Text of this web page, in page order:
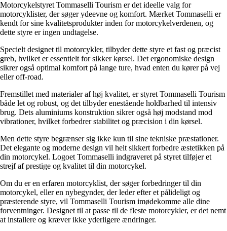
Motorcykelstyret Tommaselli Tourism er det ideelle valg for
motorcyklister, der søger ydeevne og komfort. Mærket Tommaselli er
kendt for sine kvalitetsprodukter inden for motorcykelverdenen, og
dette styre er ingen undtagelse.
Specielt designet til motorcykler, tilbyder dette styre et fast og præcist
greb, hvilket er essentielt for sikker kørsel. Det ergonomiske design
sikrer også optimal komfort på lange ture, hvad enten du kører på vej
eller off-road.
Fremstillet med materialer af høj kvalitet, er styret Tommaselli Tourism
både let og robust, og det tilbyder enestående holdbarhed til intensiv
brug. Dets aluminiums konstruktion sikrer også høj modstand mod
vibrationer, hvilket forbedrer stabilitet og præcision i din kørsel.
Men dette styre begrænser sig ikke kun til sine tekniske præstationer.
Det elegante og moderne design vil helt sikkert forbedre æstetikken på
din motorcykel. Logoet Tommaselli indgraveret på styret tilføjer et
strejf af prestige og kvalitet til din motorcykel.
Om du er en erfaren motorcyklist, der søger forbedringer til din
motorcykel, eller en nybegynder, der leder efter et pålideligt og
præsterende styre, vil Tommaselli Tourism imødekomme alle dine
forventninger. Designet til at passe til de fleste motorcykler, er det nemt
at installere og kræver ikke yderligere ændringer.